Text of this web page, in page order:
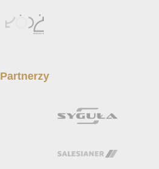
Partnerzy